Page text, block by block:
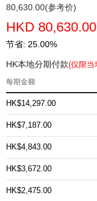
80,630.00(参考价)
HKD 80,630.00
节省: 25.00%
HK本地分期付款(仅限当
每期金额
HK$14,297.00
HK$7,187.00
HK$4,843.00
HK$3,672.00
HK$2,475.00